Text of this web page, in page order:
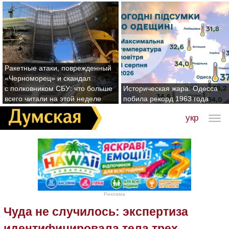
Ракетные атаки, поврежденный
«Черноморец» и скандал
с полковником СБУ: что больше
всего читали на этой неделе
Историческая жара: Одесса
побила рекорд 1963 года
укр
Реклама
Чуда не случилось: экспертиза